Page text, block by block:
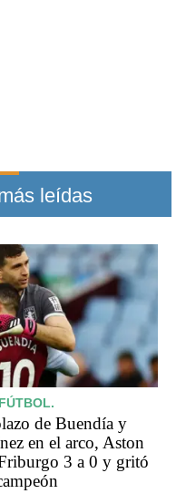
leídas
FÚTBOL.
de Buendía y
en el arco, Aston
3 a 0 y gritó